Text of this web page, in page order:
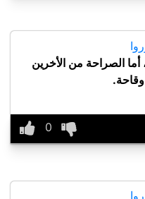
أما الصراحة من الأخرين